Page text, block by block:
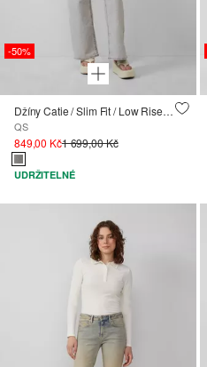
-50%
Džíny Catie / Slim Fit / Low Rise / Wide Leg
QS
849,00 Kč1 699,00 Kč
UDRŽITELNÉ